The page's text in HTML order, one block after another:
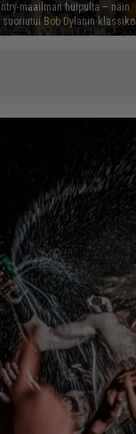
maailman huipulta – näin
suoriutui Bob Dylanin